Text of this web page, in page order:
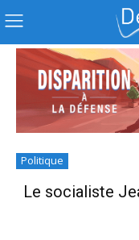
Politique
Le socialiste